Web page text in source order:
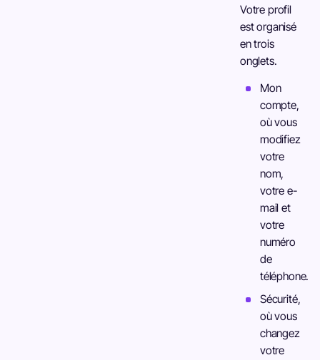
Votre profil
est organisé
en trois
onglets.
Mon
compte,
où vous
modifiez
votre
nom,
votre e-
mail et
votre
numéro
de
téléphone.
Sécurité,
où vous
changez
votre